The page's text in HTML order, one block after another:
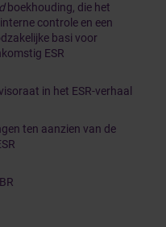
boekhouding, die het
controle en een
basi voor
ESR
in het ESR-verhaal
ten aanzien van de